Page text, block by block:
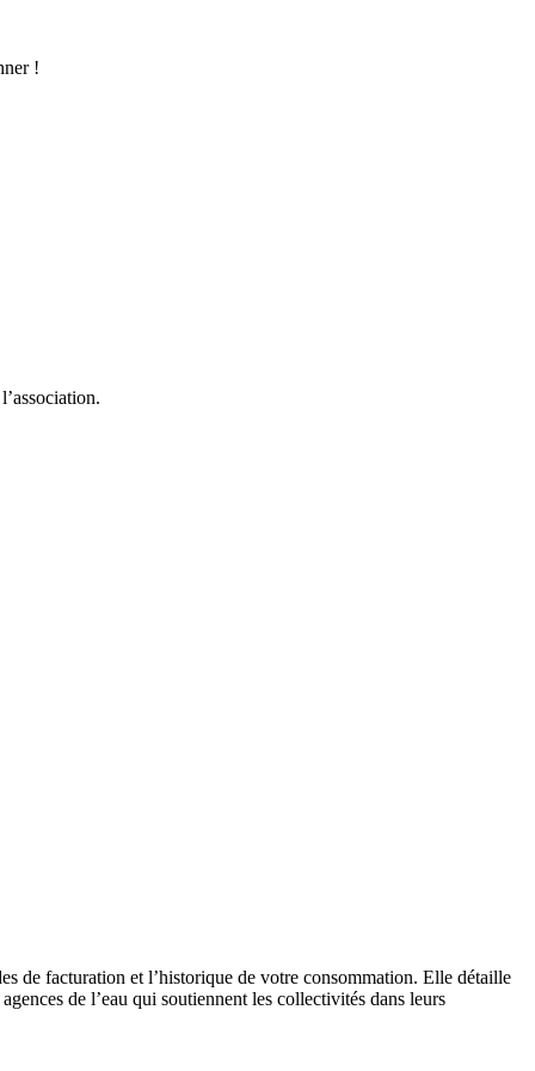
!
de facturation et l’historique de votre consommation. Elle détaille
de l’eau qui soutiennent les collectivités dans leurs